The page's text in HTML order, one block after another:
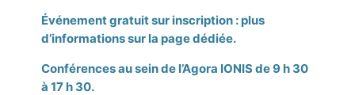
Événement gratuit sur inscription : plus
d’informations sur la page dédiée.
Conférences au sein de l’Agora IONIS de 9 h 30
à 17 h 30.